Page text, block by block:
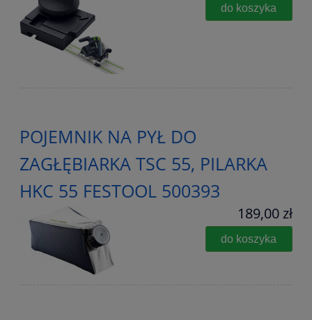
do koszyka
POJEMNIK NA PYŁ DO
ZAGŁĘBIARKA TSC 55, PILARKA
HKC 55 FESTOOL 500393
189,00 zł
do koszyka